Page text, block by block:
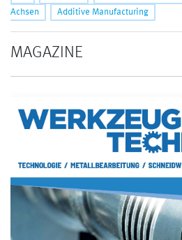
Achsen
Additive Manufacturing
MAGAZINE